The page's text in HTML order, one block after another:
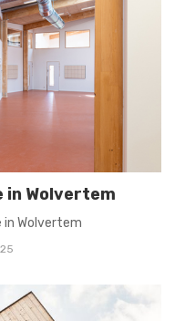
in Wolvertem
in Wolvertem